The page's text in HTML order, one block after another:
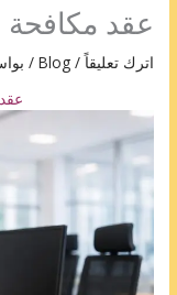
عقد
اترك تعليقاً /
Blog
/